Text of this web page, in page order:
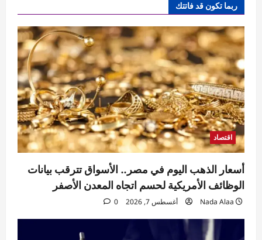
1
الأصفر
Nada Alaa
أغسطس 7, 2026 0
2
اقتصاد
تمويل المشروعات الصغيرة ومتناهية الصغر
يتجاوز 100 مليار جنيه بنهاية مايو 2026
Nada Alaa
أغسطس 7, 2026 0
3
اقتصاد
Nada Alaa
أغسطس 7, 2026 0
حوادث
السيطرة على حريق منزل مهجور في كفر
شكر دون إصابات.. والتحقيقات تكشف
ربما تكون قد فاتتك
اقتصاد
أسعار الذهب اليوم في مصر.. الأسواق تترقب بيانات
الوظائف الأمريكية لحسم اتجاه المعدن الأصفر
Nada Alaa أغسطس 7, 2026 0